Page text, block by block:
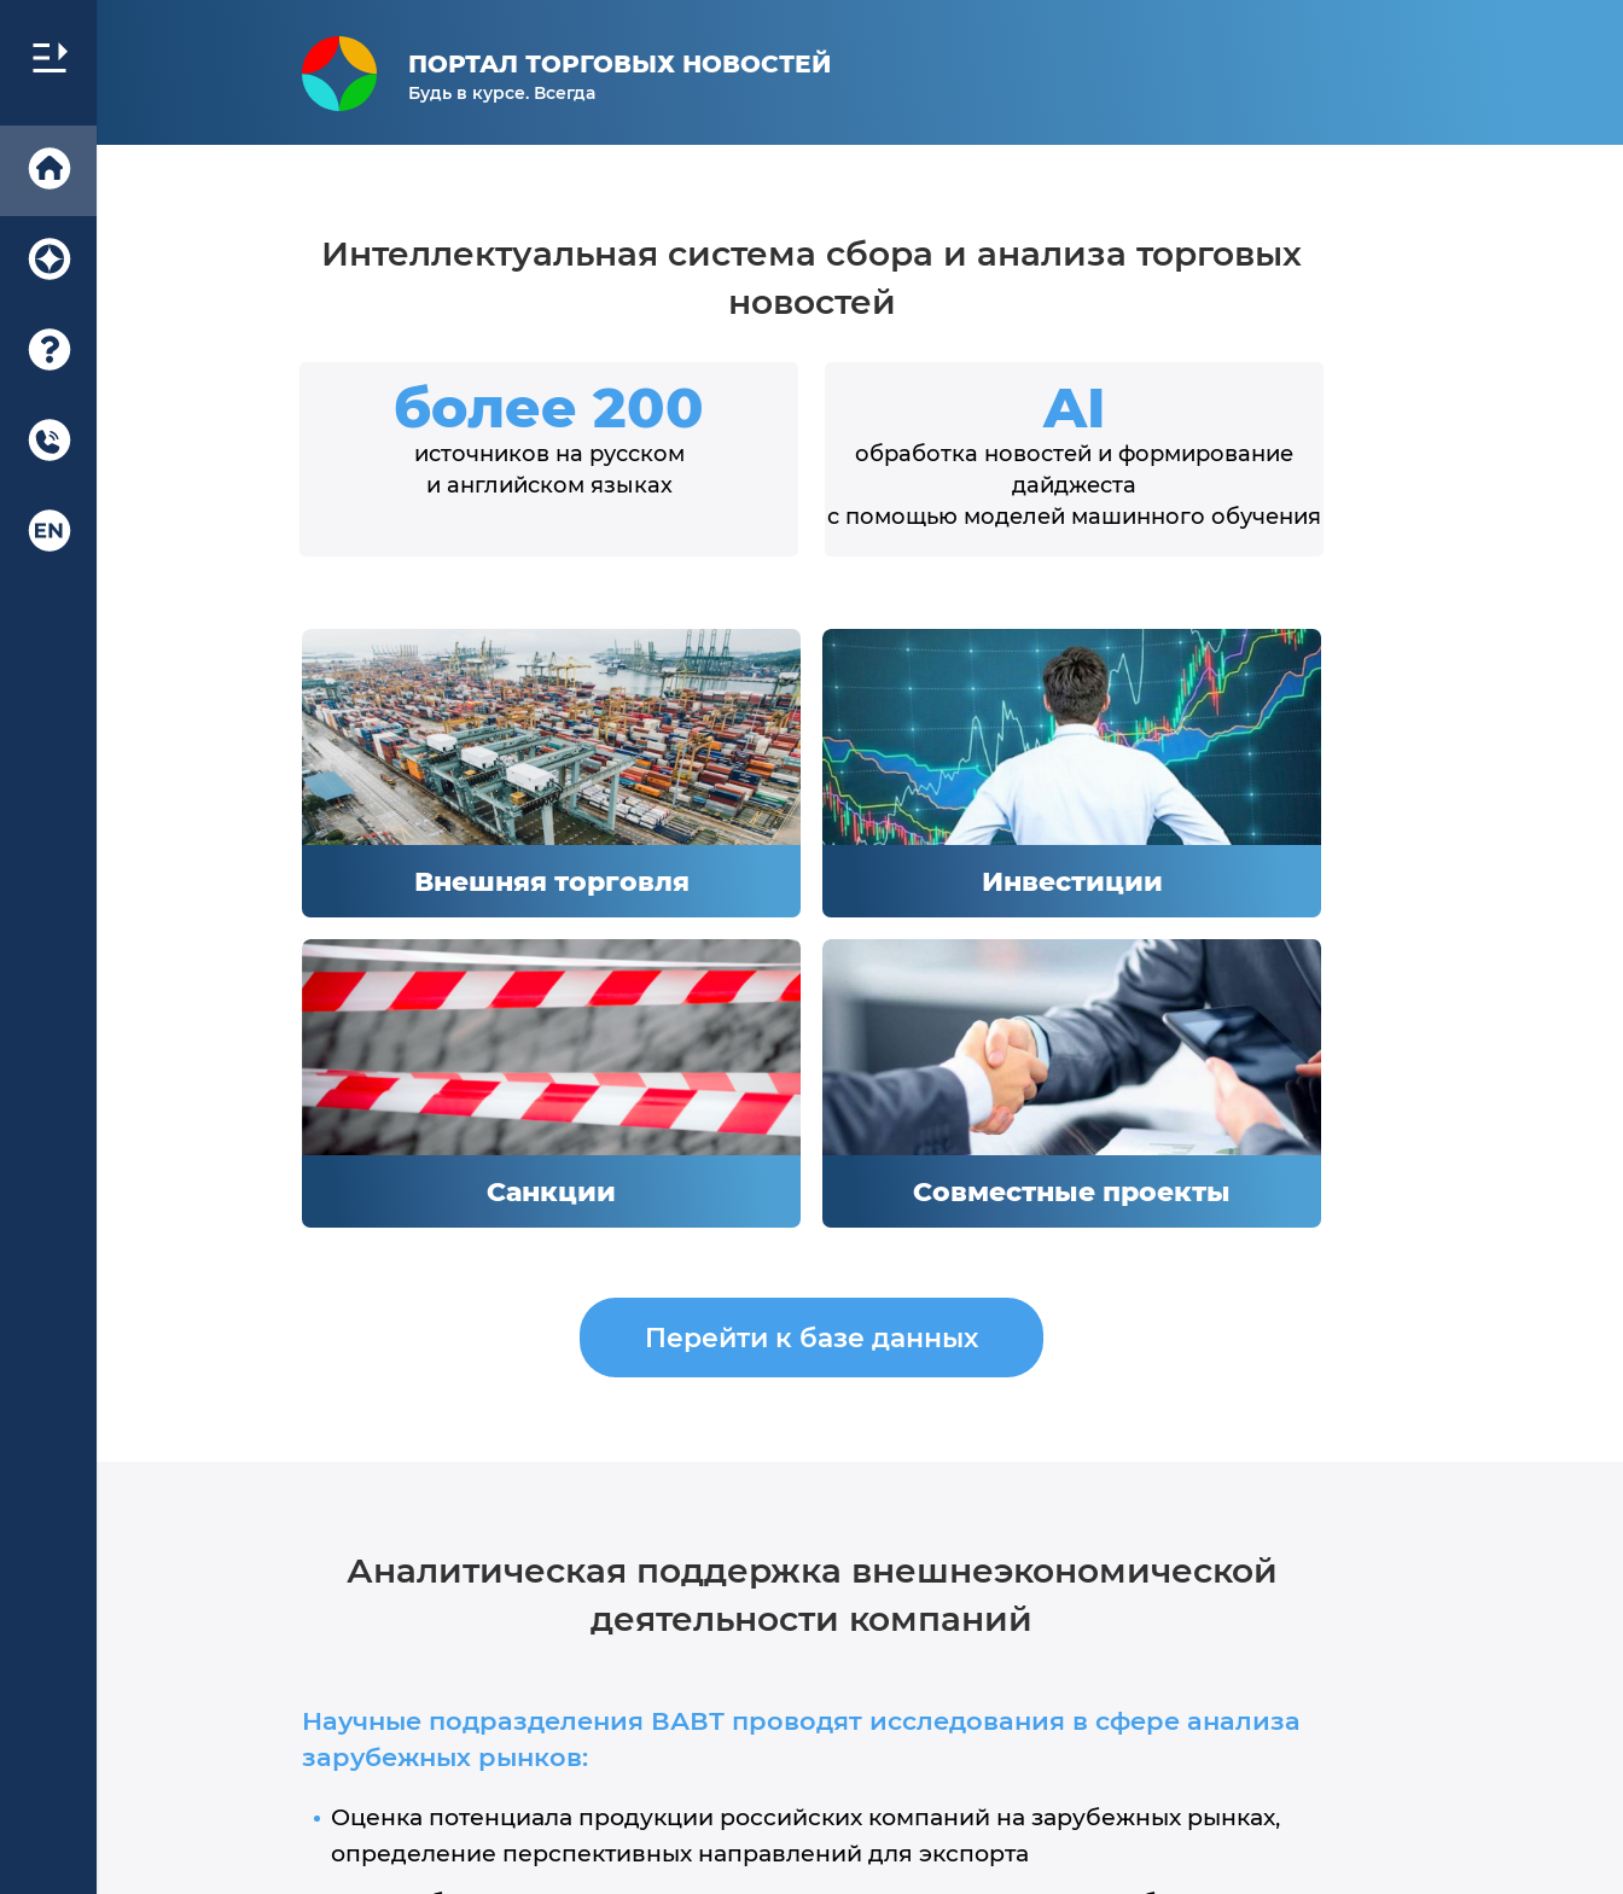
ПОРТАЛ ТОРГОВЫХ НОВОСТЕЙ
Будь в курсе. Всегда
Интеллектуальная система сбора и анализа торговых
новостей
более 200
источников на русском
и английском языках
AI
обработка новостей и формирование
дайджеста
с помощью моделей машинного обучения
Внешняя торговля
Внешняя торговля
Новостные сообщения об
экспорте и/или импорте товаров
и услуг, а также о мерах
регулированияи торговой
политики в их отношении.
Инвестиции
Инвестиции
Новости о приобретении и/или
продаже материальных,
нематериальных и финансовых
активов, а также о мерах
регулирования инвестиций и
Санкции
Информация о введении
запретов и ограничений, не
Совместные проекты
Сообщения о реализации
совместных проектов и
Перейти к базе данных
Аналитическая поддержка внешнеэкономической
деятельности компаний
Научные подразделения ВАВТ проводят исследования в сфере анализа
зарубежных рынков:
Оценка потенциала продукции российских компаний на зарубежных рынках,
определение перспективных направлений для экспорта